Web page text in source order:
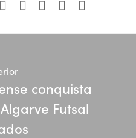
conquista
Futsal